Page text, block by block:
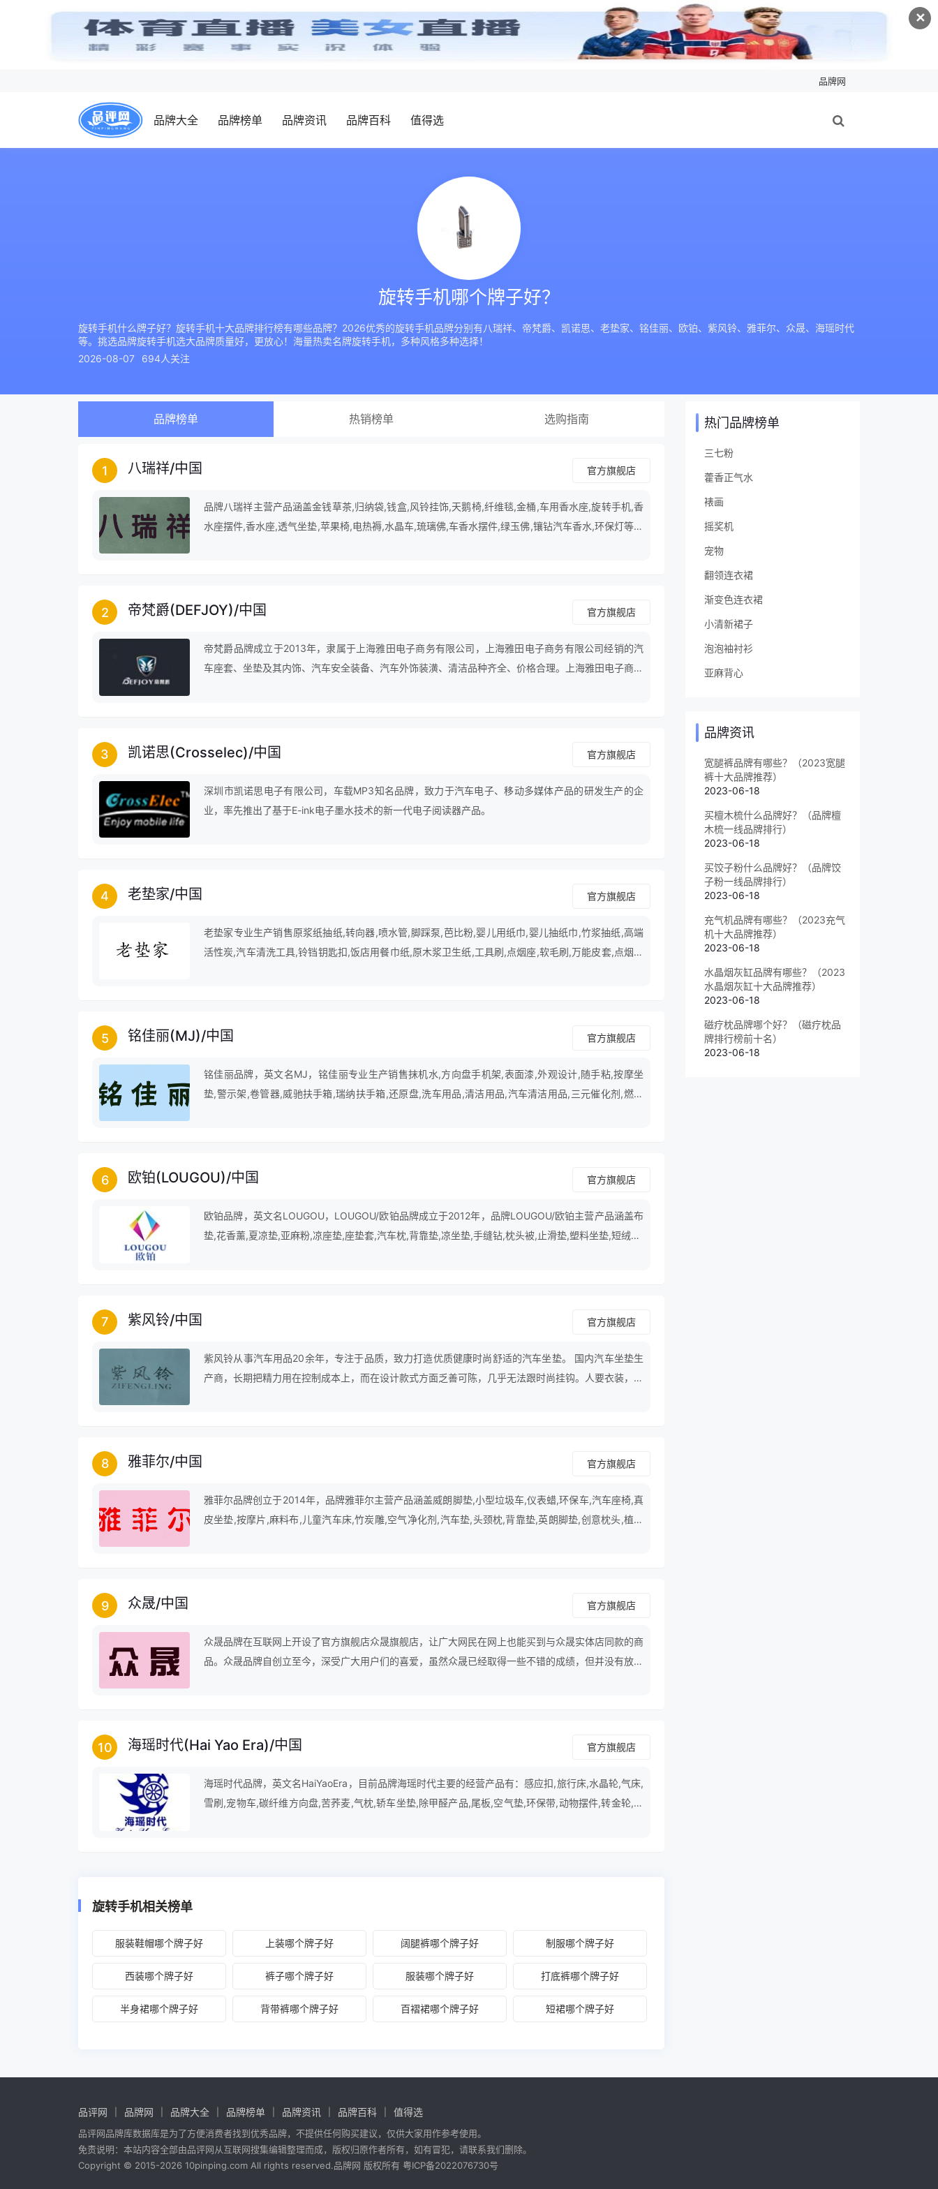
✕
品牌网
品牌大全 品牌榜单 品牌资讯 品牌百科 值得选
旋转手机哪个牌子好？
旋转手机什么牌子好？旋转手机十大品牌排行榜有哪些品牌？2026优秀的旋转手机品牌分别有八瑞祥、帝梵爵、凯诺思、老垫家、铭佳丽、欧铂、紫风铃、雅菲尔、众晟、海瑶时代
等。挑选品牌旋转手机选大品牌质量好，更放心！海量热卖名牌旋转手机，多种风格多种选择！
2026-08-07
694人关注
品牌榜单 热销榜单 选购指南
1 八瑞祥/中国 官方旗舰店
品牌八瑞祥主营产品涵盖金钱草茶,归纳袋,钱盒,风铃挂饰,天鹅椅,纤维毯,金桶,车用香水座,旋转手机,香
水座摆件,香水座,透气坐垫,苹果椅,电热褥,水晶车,琉璃佛,车香水摆件,绿玉佛,镶钻汽车香水,环保灯等领
2 帝梵爵(DEFJOY)/中国 官方旗舰店
帝梵爵品牌成立于2013年，隶属于上海雅田电子商务有限公司，上海雅田电子商务有限公司经销的汽
车座套、坐垫及其内饰、汽车安全装备、汽车外饰装潢、清洁品种齐全、价格合理。上海雅田电子商务
3 凯诺思(Crosselec)/中国 官方旗舰店
深圳市凯诺思电子有限公司，车载MP3知名品牌，致力于汽车电子、移动多媒体产品的研发生产的企
业，率先推出了基于E-ink电子墨水技术的新一代电子阅读器产品。
4 老垫家/中国 官方旗舰店
老垫家专业生产销售原浆纸抽纸,转向器,喷水管,脚踩泵,芭比粉,婴儿用纸巾,婴儿抽纸巾,竹浆抽纸,高端
活性炭,汽车清洗工具,铃铛钥匙扣,饭店用餐巾纸,原木浆卫生纸,工具刷,点烟座,软毛刷,万能皮套,点烟器
5 铭佳丽(MJ)/中国 官方旗舰店
铭佳丽品牌，英文名MJ，铭佳丽专业生产销售抹机水,方向盘手机架,表面漆,外观设计,随手粘,按摩坐
垫,警示架,卷管器,威驰扶手箱,瑞纳扶手箱,还原盘,洗车用品,清洁用品,汽车清洁用品,三元催化剂,燃油
6 欧铂(LOUGOU)/中国 官方旗舰店
欧铂品牌，英文名LOUGOU，LOUGOU/欧铂品牌成立于2012年，品牌LOUGOU/欧铂主营产品涵盖布
垫,花香薰,夏凉垫,亚麻粉,凉座垫,座垫套,汽车枕,背靠垫,凉坐垫,手缝钻,枕头被,止滑垫,塑料坐垫,短绒布,
7 紫风铃/中国 官方旗舰店
紫风铃从事汽车用品20余年，专注于品质，致力打造优质健康时尚舒适的汽车坐垫。 国内汽车坐垫生
产商，长期把精力用在控制成本上，而在设计款式方面乏善可陈，几乎无法跟时尚挂钩。人要衣装，车
8 雅菲尔/中国 官方旗舰店
雅菲尔品牌创立于2014年，品牌雅菲尔主营产品涵盖威朗脚垫,小型垃圾车,仪表蜡,环保车,汽车座椅,真
皮坐垫,按摩片,麻料布,儿童汽车床,竹炭雕,空气净化剂,汽车垫,头颈枕,背靠垫,英朗脚垫,创意枕头,植绒
9 众晟/中国 官方旗舰店
众晟品牌在互联网上开设了官方旗舰店众晟旗舰店，让广大网民在网上也能买到与众晟实体店同款的商
品。众晟品牌自创立至今，深受广大用户们的喜爱，虽然众晟已经取得一些不错的成绩，但并没有放慢
10 海瑶时代(Hai Yao Era)/中国 官方旗舰店
海瑶时代品牌，英文名HaiYaoEra，目前品牌海瑶时代主要的经营产品有：感应扣,旅行床,水晶轮,气床,
雪刷,宠物车,碳纤维方向盘,苦荞麦,气枕,轿车坐垫,除甲醛产品,尾板,空气垫,环保带,动物摆件,转金轮,医
旋转手机相关榜单
服装鞋帽哪个牌子好 上装哪个牌子好 阔腿裤哪个牌子好 制服哪个牌子好
西装哪个牌子好 裤子哪个牌子好 服装哪个牌子好 打底裤哪个牌子好
半身裙哪个牌子好 背带裤哪个牌子好 百褶裙哪个牌子好 短裙哪个牌子好
热门品牌榜单
三七粉
藿香正气水
裱画
摇奖机
宠物
翻领连衣裙
渐变色连衣裙
小清新裙子
泡泡袖衬衫
亚麻背心
品牌资讯
宽腿裤品牌有哪些？（2023宽腿
裤十大品牌推荐）
2023-06-18
买檀木梳什么品牌好？（品牌檀
木梳一线品牌排行）
2023-06-18
买饺子粉什么品牌好？（品牌饺
子粉一线品牌排行）
2023-06-18
充气机品牌有哪些？（2023充气
机十大品牌推荐）
2023-06-18
水晶烟灰缸品牌有哪些？（2023
水晶烟灰缸十大品牌推荐）
2023-06-18
磁疗枕品牌哪个好？（磁疗枕品
牌排行榜前十名）
2023-06-18
品评网 品牌网 品牌大全 品牌榜单 品牌资讯 品牌百科 值得选
品评网品牌库数据库是为了方便消费者找到优秀品牌，不提供任何购买建议，仅供大家用作参考使用。
免责说明：本站内容全部由品评网从互联网搜集编辑整理而成，版权归原作者所有，如有冒犯，请联系我们删除。
Copyright © 2015-2026 10pinping.com All rights reserved.品牌网 版权所有 粤ICP备2022076730号